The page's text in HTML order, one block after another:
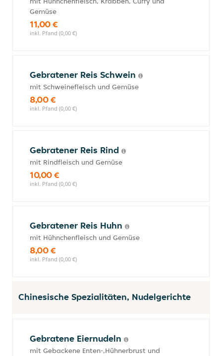
Gemüse
11,00 €
inkl. Pfand (0,00 €)
Gebratener Reis Schwein
mit Schweinefleisch und Gemüse
8,00 €
inkl. Pfand (0,00 €)
Gebratener Reis Rind
mit Rindfleisch und Gemüse
10,00 €
inkl. Pfand (0,00 €)
Gebratener Reis Huhn
mit Hühnchenfleisch und Gemüse
8,00 €
inkl. Pfand (0,00 €)
Chinesische Spezialitäten, Nudelgerichte
Gebratene Eiernudeln
mit Gebackene Enten-,Hühnerbrust und